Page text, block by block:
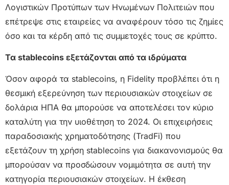
Λογιστικών Προτύπων των Ηνωμένων Πολιτειών που
επέτρεψε στις εταιρείες να αναφέρουν τόσο τις ζημίες
όσο και τα κέρδη από τις συμμετοχές τους σε κρύπτο.
Τα stablecoins εξετάζονται από τα ιδρύματα
Όσον αφορά τα stablecoins, η Fidelity προβλέπει ότι η
θεσμική εξερεύνηση των περιουσιακών στοιχείων σε
δολάρια ΗΠΑ θα μπορούσε να αποτελέσει τον κύριο
καταλύτη για την υιοθέτηση το 2024. Οι επιχειρήσεις
παραδοσιακής χρηματοδότησης (TradFi) που
εξετάζουν τη χρήση stablecoins για διακανονισμούς θα
μπορούσαν να προσδώσουν νομιμότητα σε αυτή την
κατηγορία περιουσιακών στοιχείων. Η έκθεση